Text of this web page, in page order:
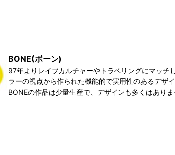
BONE(ボーン)
97年よりレイブカルチャーやトラベリングにマッチ
ラーの視点から作られた機能的で実用性のあるデザ
BONEの作品は少量生産で、デザインも多くはあり